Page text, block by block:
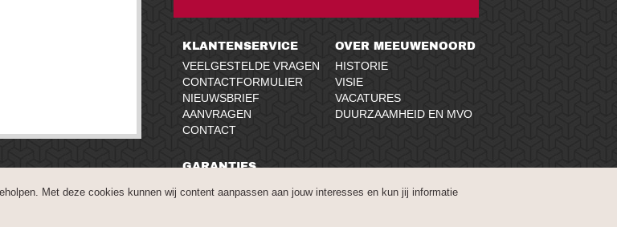
KLANTENSERVICE
VEELGESTELDE VRAGEN
CONTACTFORMULIER
NIEUWSBRIEF
AANVRAGEN
CONTACT
OVER MEEUWENOORD
HISTORIE
VISIE
VACATURES
DUURZAAMHEID EN MVO
GARANTIES
VEILIG BETALEN
WAARBORG
Met deze cookies kunnen wij content aanpassen aan jouw interesses en kun jij informatie